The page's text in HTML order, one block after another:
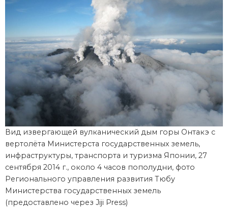
Вид извергающей вулканический дым горы Онтакэ с
вертолёта Министерста государственных земель,
инфраструктуры, транспорта и туризма Японии, 27
сентября 2014 г., около 4 часов пополудни, фото
Регионального управления развития Тюбу
Министерства государственных земель
(предоставлено через Jiji Press)